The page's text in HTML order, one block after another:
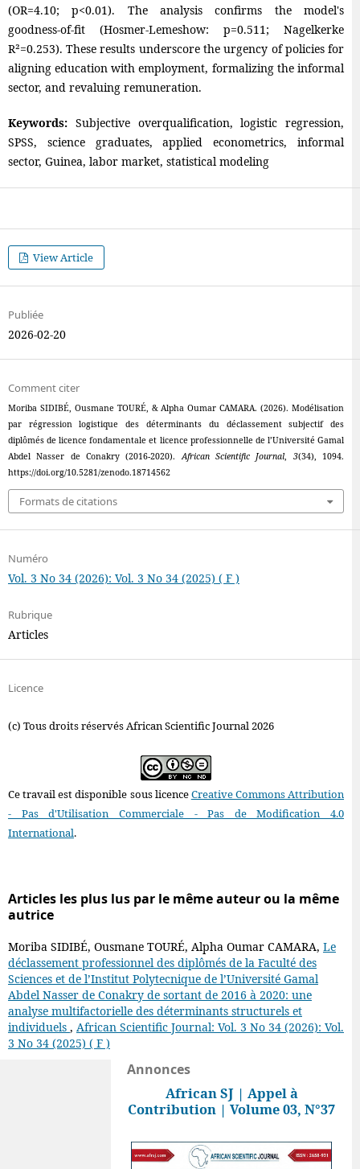
(OR=4.10; p<0.01). The analysis confirms the model's
goodness-of-fit (Hosmer-Lemeshow: p=0.511; Nagelkerke
R²=0.253). These results underscore the urgency of policies for
aligning education with employment, formalizing the informal
sector, and revaluing remuneration.
Keywords:Subjective overqualification, logistic regression,
SPSS, science graduates, applied econometrics, informal
sector, Guinea, labor market, statistical modeling
View Article
Publiée
2026-02-20
Comment citer
Moriba SIDIBÉ, Ousmane TOURÉ, & Alpha Oumar CAMARA. (2026). Modélisation
par régression logistique des déterminants du déclassement subjectif des
diplômés de licence fondamentale et licence professionnelle de l’Université Gamal
Abdel Nasser de Conakry (2016-2020).African Scientific Journal, 3(34), 1094.
https://doi.org/10.5281/zenodo.18714562
Formats de citations
Numéro
Vol. 3 No 34 (2026): Vol. 3 No 34 (2025) ( F )
Rubrique
Articles
Licence
(c) Tous droits réservés African Scientific Journal 2026
Ce travail est disponible sous licenceCreative Commons Attribution
- Pas d'Utilisation Commerciale - Pas de Modification 4.0
International.
Articles les plus lus par le même auteur ou la même
autrice
Moriba SIDIBÉ, Ousmane TOURÉ, Alpha Oumar CAMARA, Le
déclassement professionnel des diplômés de la Faculté des
Sciences et de l’Institut Polytecnique de l’Université Gamal
Abdel Nasser de Conakry de sortant de 2016 à 2020: une
analyse multifactorielle des déterminants structurels et
individuels , African Scientific Journal: Vol. 3 No 34 (2026): Vol.
3 No 34 (2025) ( F )
Annonces
African SJ | Appel à
Contribution | Volume 03, N°37